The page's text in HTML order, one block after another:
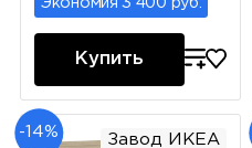
Экономия 3 400 руб.
Купить
-14% Завод ИКЕА